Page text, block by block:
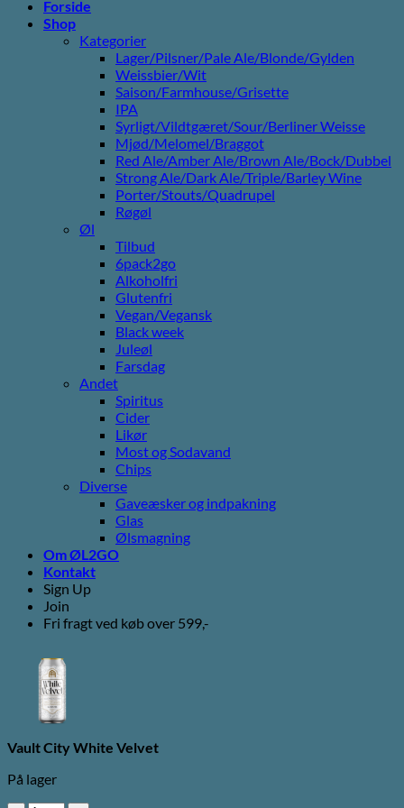
Forside
Shop
Kategorier
Lager/Pilsner/Pale Ale/Blonde/Gylden
Weissbier/Wit
Saison/Farmhouse/Grisette
IPA
Syrligt/Vildtgæret/Sour/Berliner Weisse
Mjød/Melomel/Braggot
Red Ale/Amber Ale/Brown Ale/Bock/Dubbel
Strong Ale/Dark Ale/Triple/Barley Wine
Porter/Stouts/Quadrupel
Røgøl
Øl
Tilbud
6pack2go
Alkoholfri
Glutenfri
Vegan/Vegansk
Black week
Juleøl
Farsdag
Andet
Spiritus
Cider
Likør
Most og Sodavand
Chips
Diverse
Gaveæsker og indpakning
Glas
Ølsmagning
Om ØL2GO
Kontakt
Sign Up
Join
Fri fragt ved køb over 599,-
Vault City White Velvet
På lager